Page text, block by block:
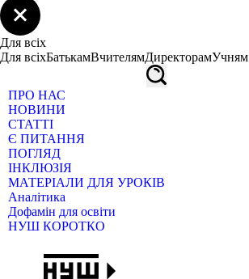
Для всіх
Для всіхБатькамВчителямДиректорамУчням
ПРО НАС
НОВИНИ
СТАТТІ
Є ПИТАННЯ
ПОГЛЯД
ІНКЛЮЗІЯ
МАТЕРІАЛИ ДЛЯ УРОКІВ
Аналітика
Дофамін для освіти
НУШ КОРОТКО